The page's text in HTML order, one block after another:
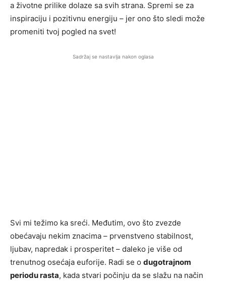
a životne prilike dolaze sa svih strana. Spremi se za
inspiraciju i pozitivnu energiju – jer ono što sledi može
promeniti tvoj pogled na svet!
Sadržaj se nastavlja nakon oglasa
Svi mi težimo ka sreći. Međutim, ovo što zvezde
obećavaju nekim znacima – prvenstveno stabilnost,
ljubav, napredak i prosperitet – daleko je više od
trenutnog osećaja euforije. Radi se o dugotrajnom
periodu rasta, kada stvari počinju da se slažu na način